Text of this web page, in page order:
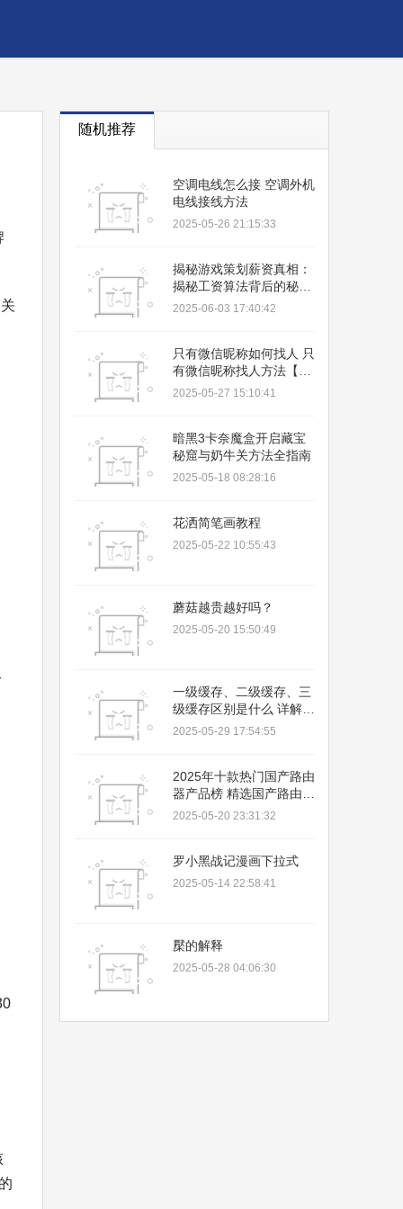
随机推荐
空调电线怎么接 空调外机
电线接线方法
2025-05-26 21:15:33
揭秘游戏策划薪资真相：
揭秘工资算法背后的秘
密，你的薪资涨了吗？
2025-06-03 17:40:42
只有微信昵称如何找人 只
有微信昵称找人方法【教
程】
2025-05-27 15:10:41
暗黑3卡奈魔盒开启藏宝
秘窟与奶牛关方法全指南
2025-05-18 08:28:16
花洒简笔画教程
2025-05-22 10:55:43
蘑菇越贵越好吗？
2025-05-20 15:50:49
一级缓存、二级缓存、三
级缓存区别是什么 详解它
们的区分方法
2025-05-29 17:54:55
2025年十款热门国产路由
器产品榜 精选国产路由器
商品推荐
2025-05-20 23:31:32
罗小黑战记漫画下拉式
2025-05-14 22:58:41
檿的解释
2025-05-28 04:06:30